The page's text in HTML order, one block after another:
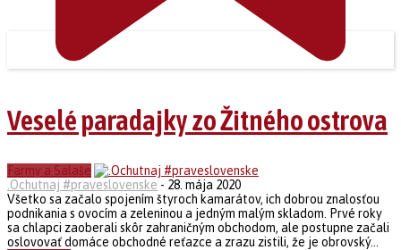
Veselé paradajky zo Žitného ostrova
Farmy a Salaše
.Ochutnaj #praveslovenske - 28. mája 2020
Všetko sa začalo spojením štyroch kamarátov, ich dobrou znalosťou
podnikania s ovocím a zeleninou a jedným malým skladom. Prvé roky
sa chlapci zaoberali skôr zahraničným obchodom, ale postupne začali
oslovovať domáce obchodné reťazce a zrazu zistili, že je obrovský...